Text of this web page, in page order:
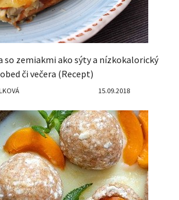
so zemiakmi ako sýty a nízkokalorický
obed či večera (Recept)
15.09.2018